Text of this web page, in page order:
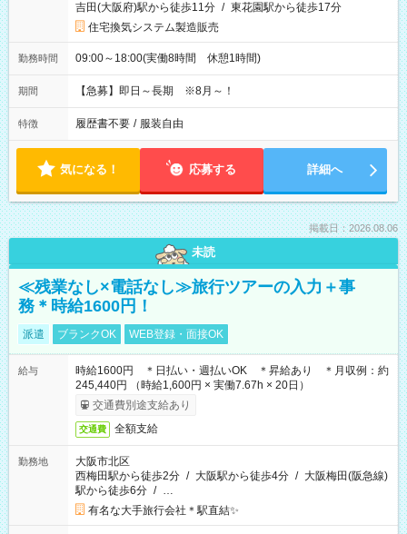
吉田(大阪府)駅から徒歩11分 / 東花園駅から徒歩17分
住宅換気システム製造販売
勤務時間 09:00～18:00(実働8時間 休憩1時間)
期間 【急募】即日～長期 ※8月～！
特徴 履歴書不要 / 服装自由
気になる！ 応募する 詳細へ
掲載日：2026.08.06
未読
≪残業なし×電話なし≫旅行ツアーの入力＋事
務＊時給1600円！
派遣 ブランクOK WEB登録・面接OK
給与
時給1600円 ＊日払い・週払いOK ＊昇給あり ＊月収例：約
245,440円 （時給1,600円 × 実働7.67h × 20日）
交通費別途支給あり
交通費 全額支給
勤務地
大阪市北区
西梅田駅から徒歩2分 / 大阪駅から徒歩4分 / 大阪梅田(阪急線)
駅から徒歩6分 / …
有名な大手旅行会社＊駅直結✨